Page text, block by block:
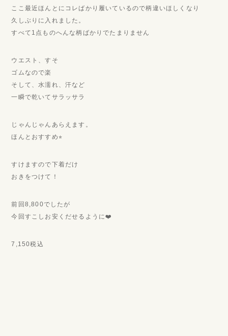
ここ最近ほんとにコレばかり履いているので柄違いほしくなり
久しぶりに入れました。
すべて1点ものへんな柄ばかりでたまりません
ウエスト、すそ
ゴムなので楽
そして、水濡れ、汗など
一瞬で乾いてサラッサラ
じゃんじゃんあらえます。
ほんとおすすめ⭐︎
すけますので下着だけ
おきをつけて！
前回8,800でしたが
今回すこしお安くだせるように❤️
7,150税込